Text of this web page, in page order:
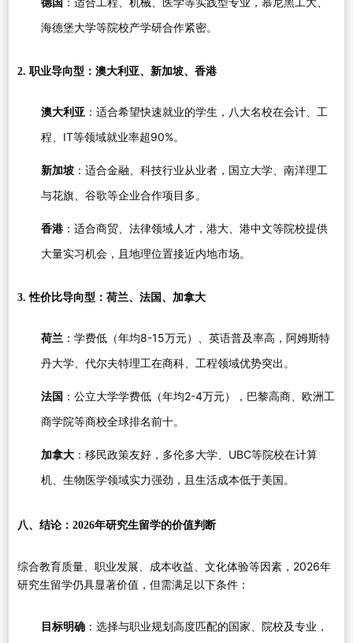
海德堡大学等院校产学研合作紧密。
2. 职业导向型：澳大利亚、新加坡、香港
澳大利亚 ：适合希望快速就业的学生，八大名校在会计、工
程、IT等领域就业率超90%。
新加坡：适合金融、科技行业从业者，国立大学、南洋理工
与花旗、谷歌等企业合作项目多。
香港：适合商贸、法律领域人才，港大、港中文等院校提供
大量实习机会，且地理位置接近内地市场。
3. 性价比导向型：荷兰、法国、加拿大
荷兰：学费低（年均8-15万元）、英语普及率高，阿姆斯特
丹大学、代尔夫特理工在商科、工程领域优势突出。
法国 ：公立大学学费低（年均2-4万元），巴黎高商、欧洲工
商学院等商校全球排名前十。
加拿大：移民政策友好，多伦多大学、UBC等院校在计算
机、生物医学领域实力强劲，且生活成本低于美国。
八、结论：2026年研究生留学的价值判断
综合教育质量、职业发展、成本收益、文化体验等因素，2026年
研究生留学仍具显著价值，但需满足以下条件：
目标明确：选择与职业规划高度匹配的国家、院校及专业，